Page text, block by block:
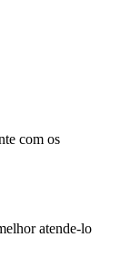
com os
atende-lo